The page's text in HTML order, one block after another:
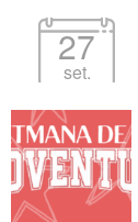
27
set.